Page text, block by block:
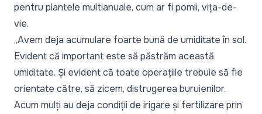
pentru plantele multianuale, cum ar fi pomii, vița-de-
vie.
„Avem deja acumulare foarte bună de umiditate în sol.
Evident că important este să păstrăm această
umiditate. Și evident că toate operațiile trebuie să fie
orientate către, să zicem, distrugerea buruienilor.
Acum mulți au deja condiții de irigare și fertilizare prin